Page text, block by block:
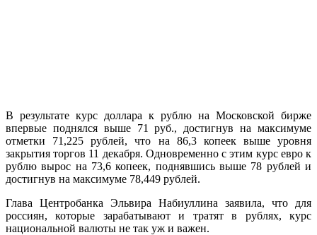
​В результате курс доллара к рублю на Московской бирже
впервые поднялся выше 71 руб., достигнув на максимуме
отметки 71,225 рублей, что на 86,3 копеек выше уровня
закрытия торгов 11 декабря. Одновременно с этим курс евро к
рублю вырос на 73,6 копеек, поднявшись выше 78 рублей и
достигнув на максимуме 78,449 рублей.
Глава Центробанка Эльвира Набиуллина заявила, что для
россиян, которые зарабатывают и тратят в рублях, курс
национальной валюты не так уж и важен.